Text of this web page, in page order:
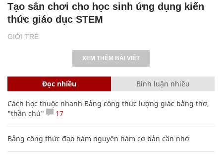
GIỚI TRẺ
Tạo sân chơi cho học sinh ứng dụng kiến
thức giáo dục STEM
XEM THÊM BÀI VIẾT
Đọc nhiều Bình luận nhiều
Cách học thuộc nhanh Bảng công thức lượng giác bằng thơ,
"thần chú"
17
Bảng công thức đạo hàm nguyên hàm cơ bản cần nhớ